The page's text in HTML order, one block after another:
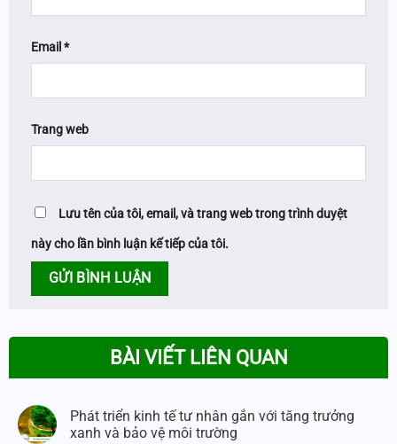
Email *
Trang web
Lưu tên của tôi, email, và trang web trong trình duyệt
này cho lần bình luận kế tiếp của tôi.
BÀI VIẾT LIÊN QUAN
Phát triển kinh tế tư nhân gắn với tăng trưởng
xanh và bảo vệ môi trường